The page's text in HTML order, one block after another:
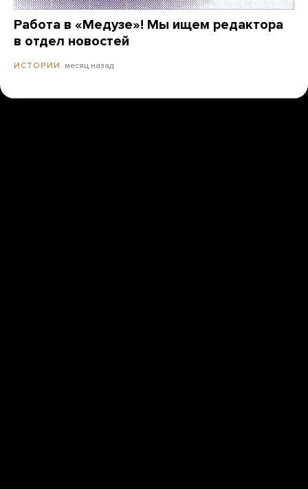
Работа в «Медузе»! Мы ищем редактора
в отдел новостей
ИСТОРИИ месяц назад